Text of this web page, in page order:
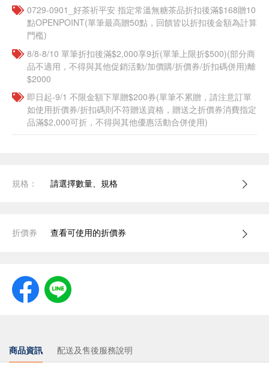
​​0729-0901_好茶祈平安 指定常溫無糖茶品折扣後滿$168贈10
點OPENPOINT(單筆最高贈50點，回饋皆以折扣後金額為計算
門檻)
8/8-8/10 單筆折扣後滿$2,000享9折(單筆上限折$500)(部分商
品不適用，不得與其他促銷活動/加價購/折價券/折扣碼併用)離
$2000
即日起-9/1 不限金額下單贈$200券(單筆不累贈，請注意訂單
如使用折價券/折扣碼則不符贈送資格，贈送之折價券消費指定
品滿$2,000可折，不得與其他優惠活動合併使用)
規格： 請選擇數量、規格
折價券 查看可使用的折價券
商品資訊 配送及售後服務說明